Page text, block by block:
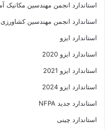
استاندارد انجمن مهندسين مکانيک
استاندارد انجمن مهندسین کشاورزی
استاندارد ایزو
استاندارد ایزو 2020
استاندارد ایزو 2021
استاندارد ایزو 2024
استاندارد جدید NFPA
استاندارد چینی